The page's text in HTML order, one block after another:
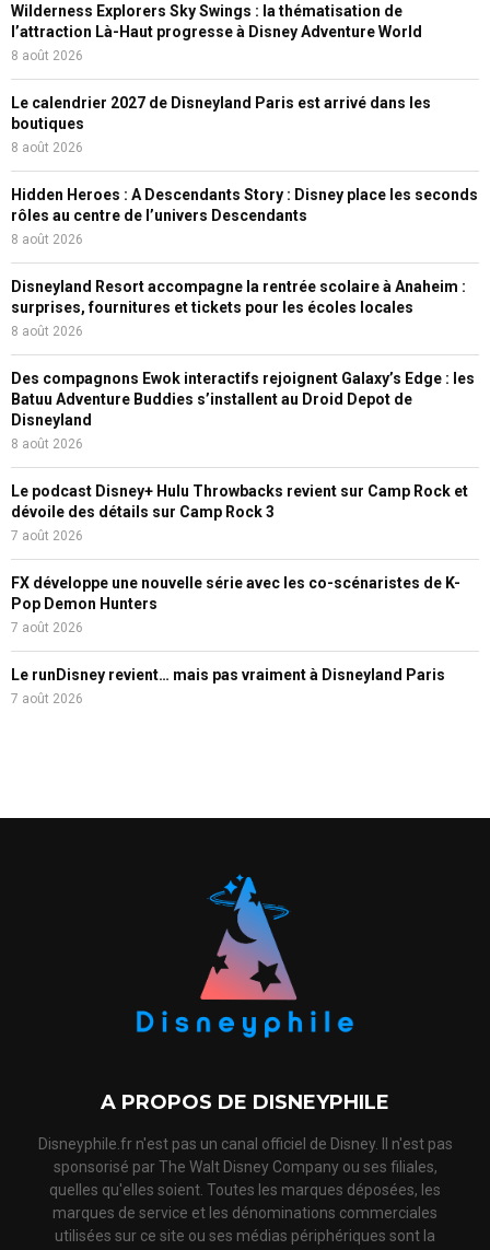
Wilderness Explorers Sky Swings : la thématisation de
l’attraction Là-Haut progresse à Disney Adventure World
8 août 2026
Le calendrier 2027 de Disneyland Paris est arrivé dans les
boutiques
8 août 2026
Hidden Heroes : A Descendants Story : Disney place les seconds
rôles au centre de l’univers Descendants
8 août 2026
Disneyland Resort accompagne la rentrée scolaire à Anaheim :
surprises, fournitures et tickets pour les écoles locales
8 août 2026
Des compagnons Ewok interactifs rejoignent Galaxy’s Edge : les
Batuu Adventure Buddies s’installent au Droid Depot de
Disneyland
8 août 2026
Le podcast Disney+ Hulu Throwbacks revient sur Camp Rock et
dévoile des détails sur Camp Rock 3
7 août 2026
FX développe une nouvelle série avec les co-scénaristes de K-
Pop Demon Hunters
7 août 2026
Le runDisney revient… mais pas vraiment à Disneyland Paris
7 août 2026
A PROPOS DE DISNEYPHILE
Disneyphile.fr n'est pas un canal officiel de Disney. Il n'est pas
sponsorisé par The Walt Disney Company ou ses filiales,
quelles qu'elles soient. Toutes les marques déposées, les
marques de service et les dénominations commerciales
utilisées sur ce site ou ses médias périphériques sont la